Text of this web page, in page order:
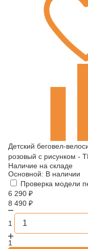
Детский беговел-
розовый с рисунком -
Наличие на складе
Основной: В наличии
Проверка модели
6 290 ₽
8 490 ₽
1
1